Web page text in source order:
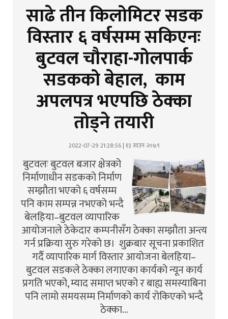
साढे तीन किलोमिटर सडक
विस्तार ६ वर्षसम्म सकिएनः
बुटवल चौराहा-गोलपार्क
सडकको बेहाल, काम
अपलपत्र भएपछि ठेक्का
तोड्ने तयारी
2022-07-29 21:28:56 | १३ साउन २०७९
बुटवलः बुटवल बजार क्षेत्रको
निर्माणाधीन सडकको निर्माण
सम्झौता भएको ६ वर्षसम्म
पनि काम सम्पन्न नभएको भन्दै
बेलहिया–बुटवल व्यापारिक
आयोजनाले ठेकेदार कम्पनीसँग ठेक्का सम्झौता अन्त्य
गर्न प्रक्रिया सुरु गरेको छ। शुक्रबार सूचना प्रकाशित
गर्दै व्यापारिक मार्ग विस्तार आयोजना बेलहिया–
बुटवल सडकले ठेक्का लगाएका कार्यको न्यून कार्य
प्रगति भएको, म्याद समाप्त भएको र बाह्य समस्याबिना
पनि लामो समयसम्म निर्माणको कार्य रोकिएको भन्दै
ठेक्का…